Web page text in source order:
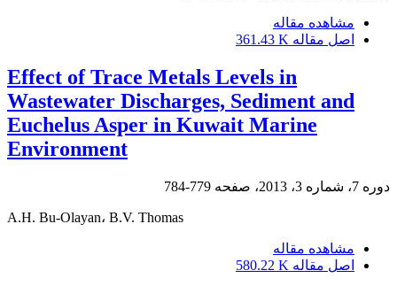
مشاهده مقاله
اصل مقاله 361.43 K
Effect of Trace Metals Levels in
Wastewater Discharges, Sediment and
Euchelus Asper in Kuwait Marine
Environment
دوره 7، شماره 3، 2013، صفحه 779-784
A.H. Bu-Olayan، B.V. Thomas
مشاهده مقاله
اصل مقاله 580.22 K